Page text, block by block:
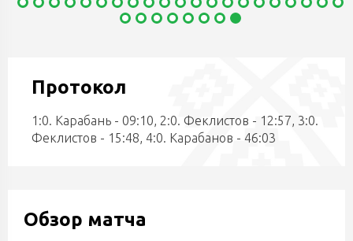
Протокол
1:0. Карабань - 09:10, 2:0. Феклистов - 12:57, 3:0.
Феклистов - 15:48, 4:0. Карабанов - 46:03
Обзор матча